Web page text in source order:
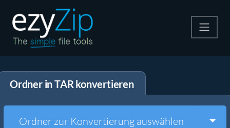
Entpacken
Ordner in TAR konvertieren
Ordner zur Konvertierung auswählen